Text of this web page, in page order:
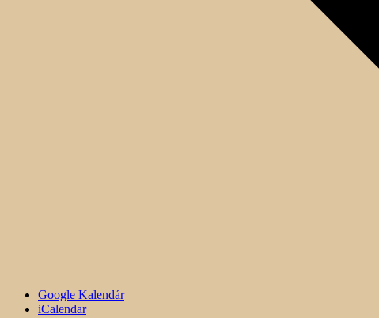
Google Kalendár
iCalendar